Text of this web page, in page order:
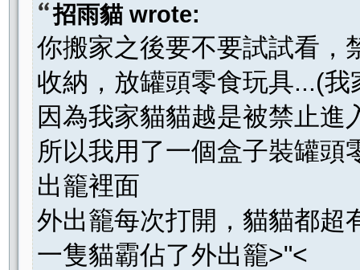
招雨貓 wrote:
你搬家之後要不要試試看，
收納，放罐頭零食玩具...(我
因為我家貓貓越是被禁止
所以我用了一個盒子裝罐頭
出籠裡面
外出籠每次打開，貓貓都超
一隻貓霸佔了外出籠>"<